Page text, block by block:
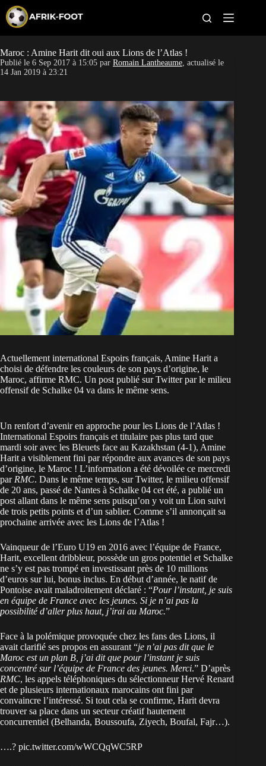
p
t
o
c
t
e
n
t
CAN féminine
Pays
Clubs
Classement
Paris sportifs
Maroc : Amine Harit dit oui aux Lions de l’Atlas !
Publié le 6 Sep 2017 à 15:05 par Romain Lantheaume, actualisé le
14 Jan 2019 à 23:21
Actuellement international Espoirs français, Amine Harit a
choisi de défendre les couleurs de son pays d’origine, le
Maroc, affirme RMC. Un post publié sur Twitter par le milieu
offensif de Schalke 04 va dans le même sens.
Un renfort d’avenir en approche pour les Lions de l’Atlas !
International Espoirs français et titulaire pas plus tard que
mardi soir avec les Bleuets face au Kazakhstan (4-1), Amine
Harit a visiblement fini par répondre aux avances de son pays
d’origine, le Maroc ! L’information a été dévoilée ce mercredi
par RMC. Dans le même temps, sur Twitter, le milieu offensif
de 20 ans, passé de Nantes à Schalke 04 cet été, a publié un
post allant dans le même sens puisqu’on y voit un Lion suivi
de trois petits points et d’un sablier. Comme s’il annonçait sa
prochaine arrivée avec les Lions de l’Atlas !
Vainqueur de l’Euro U19 en 2016 avec l’équipe de France,
Harit, excellent dribbleur, possède un gros potentiel et Schalke
ne s’y est pas trompé en investissant près de 10 millions
d’euros sur lui, bonus inclus. En début d’année, le natif de
Pontoise avait maladroitement déclaré : “Pour l’instant, je suis
en équipe de France avec les jeunes. Si je n’ai pas la
possibilité d’aller plus haut, j’irai au Maroc.”
Face à la polémique provoquée chez les fans des Lions, il
avait clarifié ses propos en assurant “je n’ai pas dit que le
Maroc est un plan B, j’ai dit que pour l’instant je suis
concentré sur l’équipe de France des jeunes. Merci.” D’après
RMC, les appels téléphoniques du sélectionneur Hervé Renard
et de plusieurs internationaux marocains ont fini par
convaincre l’intéressé. Si tout cela se confirme, Harit devra
trouver sa place dans un secteur créatif hautement
concurrentiel (Belhanda, Boussoufa, Ziyech, Boufal, Fajr…).
….? pic.twitter.com/wWCQqWC5RP